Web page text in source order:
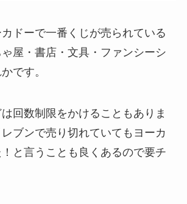
ドーで一番くじが売られている
屋・書店・文具・ファンシーシ
です。
回数制限をかけることもありま
ブンで売り切れていてもヨーカ
と言うことも良くあるので要チ